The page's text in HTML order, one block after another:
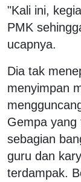
"Kali ini,
PMK
ucapnya.
Dia tak
menyimpan
Gempa yang
sebagian
guru dan
terdampak.